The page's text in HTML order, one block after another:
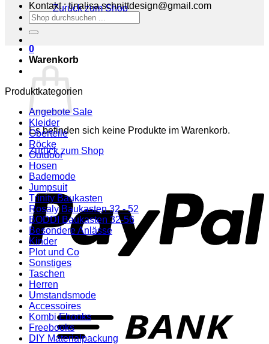
Zurück zum Shop
0
Warenkorb
Es befinden sich keine Produkte im Warenkorb.
Zurück zum Shop
Kontakt : tinalisa.schnittdesign@gmail.com
Suchen
nach:
Produktkategorien
Angebote Sale
Kleider
Oberteile
Röcke
Outdoor
Hosen
Bademode
Jumpsuit
Trinity Baukasten
Rosaly Baukasten 32 - 52
BODDI Baukasten 32-56
Besondere Anlässe
Kinder
Plot und Co
Sonstiges
Taschen
Herren
Umstandsmode
Accessoires
Kombi Ebooks
Freebooks
DIY Materialpackung